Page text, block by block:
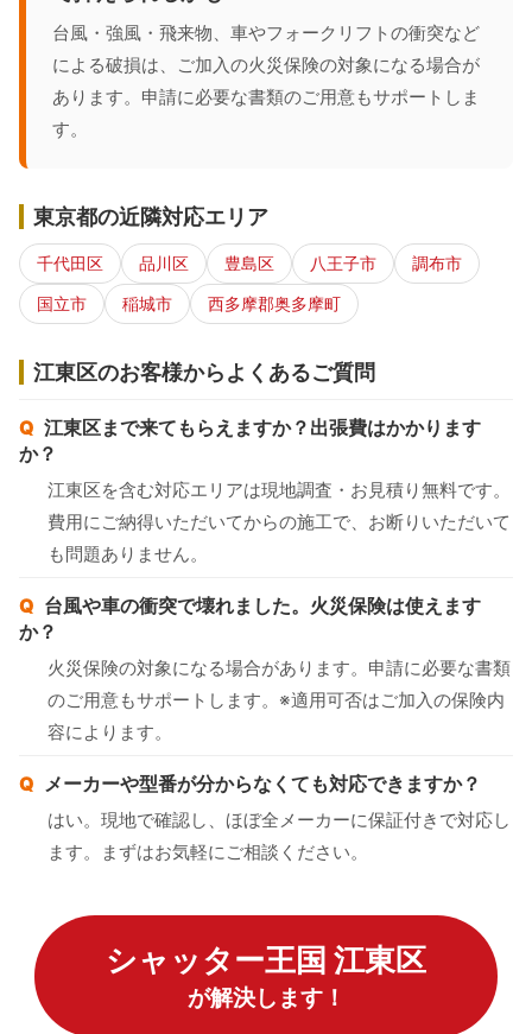
台風・強風・飛来物、車やフォークリフトの衝突など
による破損は、ご加入の火災保険の対象になる場合が
あります。申請に必要な書類のご用意もサポートしま
す。
東京都の近隣対応エリア
千代田区 品川区 豊島区 八王子市
調布市
国立市
稲城市 西多摩郡奥多摩町
江東区のお客様からよくあるご質問
江東区まで来てもらえますか？出張費はかかります
か？
江東区を含む対応エリアは現地調査・お見積り無料です。
費用にご納得いただいてからの施工で、お断りいただいて
も問題ありません。
台風や車の衝突で壊れました。火災保険は使えます
か？
火災保険の対象になる場合があります。申請に必要な書類
のご用意もサポートします。※適用可否はご加入の保険内
容によります。
メーカーや型番が分からなくても対応できますか？
はい。現地で確認し、ほぼ全メーカーに保証付きで対応し
ます。まずはお気軽にご相談ください。
シャッター王国 江東区
が解決します！